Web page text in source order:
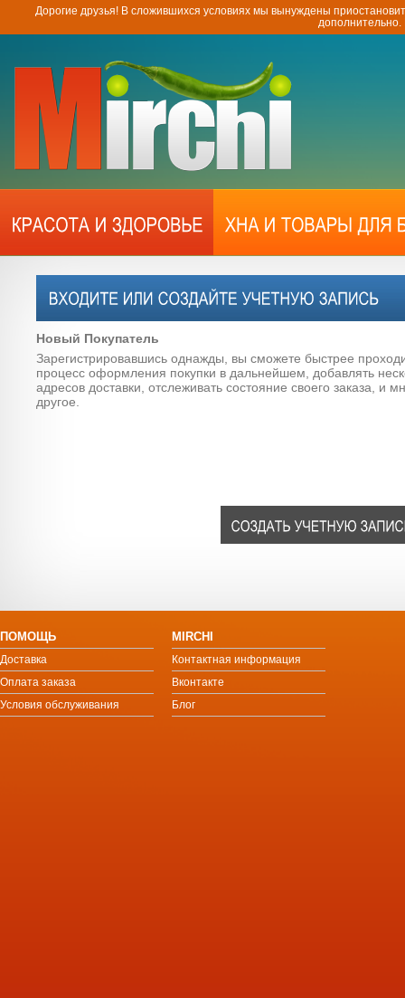
Дорогие друзья! В сложившихся условиях мы вынуждены
Новый Покупатель
Зарегистрировавшись однажды, вы сможете быстрее
процесс оформления покупки в дальнейшем, добавлять
адресов доставки, отслеживать состояние своего заказа, и
другое.
ПОМОЩЬ
Доставка
Оплата заказа
Условия обслуживания
MIRCHI
Контактная информация
Вконтакте
Блог